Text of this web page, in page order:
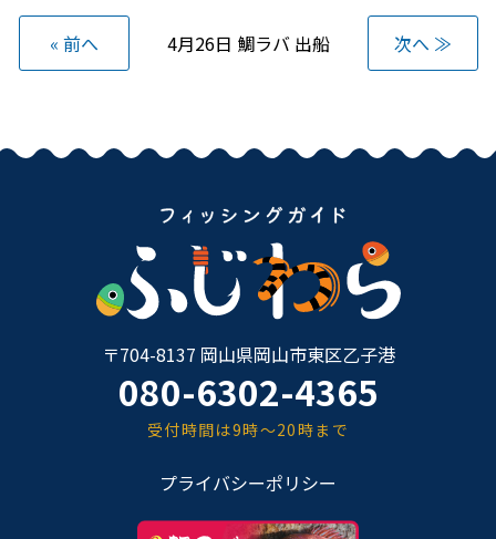
« 前へ 4月26日 鯛ラバ 出船 次へ ≫
〒704-8137 岡山県岡山市東区乙子港
080-6302-4365
受付時間は9時～20時まで
プライバシーポリシー